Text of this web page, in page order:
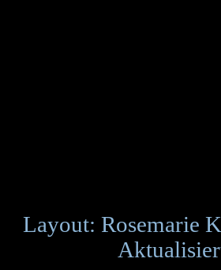
Layout: Rosemarie